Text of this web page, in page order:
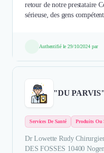
retour de notre prestataire
sérieuse, des gens
Authentifié le 29/10/2024 par
"DU
Services De Santé Produits Ou
Dr Lowette Rudy
DES FOSSES 10400